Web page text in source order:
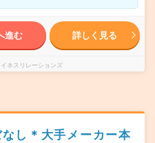
進む 詳しく見る
ネスリレーションズ
し＊大手メーカー本